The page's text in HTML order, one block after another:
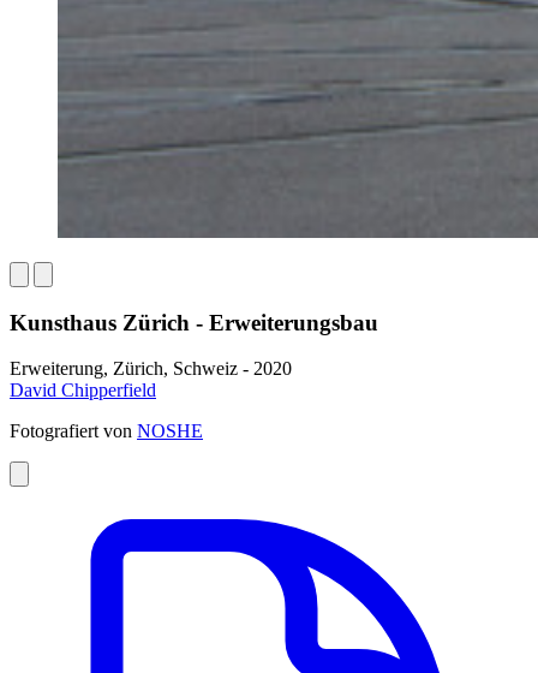
Kunsthaus Zürich - Erweiterungsbau
Erweiterung, Zürich, Schweiz - 2020
David Chipperfield
Fotografiert von NOSHE